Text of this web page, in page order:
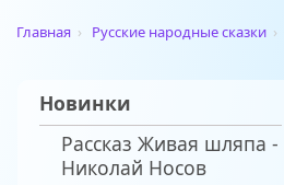
Главная › Русские народные сказки ›
Новинки
Рассказ Живая шляпа -
Николай Носов